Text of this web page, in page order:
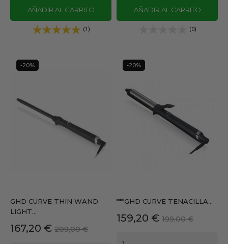
AÑADIR AL CARRITO
(1)
AÑADIR AL CARRITO
(0)
GHD CURVE THIN WAND
LIGHT...
Precio
167,20 € Precio
209,00 €
-20%
***GHD CURVE TENACILLA...
Precio
159,20 € Precio
199,00 €
-20%